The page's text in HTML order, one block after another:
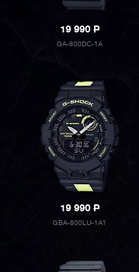
19 990P
GA-800DC-1A
19 990P
GBA-800LU-1A1